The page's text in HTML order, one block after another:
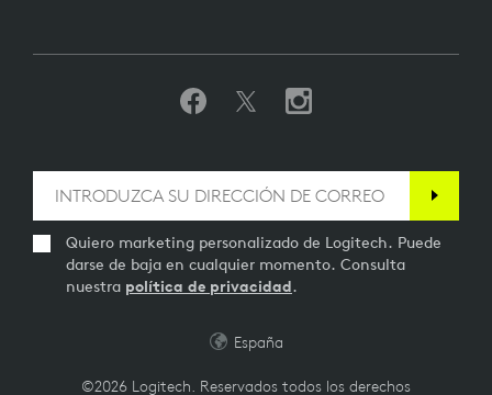
Quiero marketing personalizado de Logitech. Puede
darse de baja en cualquier momento. Consulta
nuestra política de privacidad.
©2026 Logitech. Reservados todos los derechos
España